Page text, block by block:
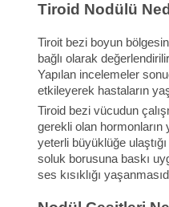
Tiroid Nodülü
Tiroit bezi boyun
bağlı olarak
Yapılan incelemeler
etkileyerek hastaların
Tiroid bezi vücudun
gerekli olan hormonların
yeterli büyüklüğe
soluk borusuna baskı
ses kısıklığı